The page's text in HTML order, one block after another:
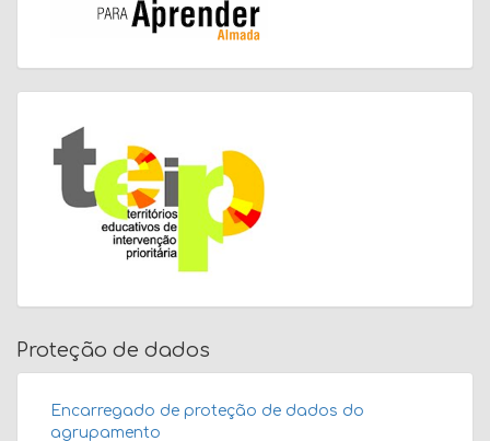
Proteção de dados
Encarregado de proteção de dados do
agrupamento